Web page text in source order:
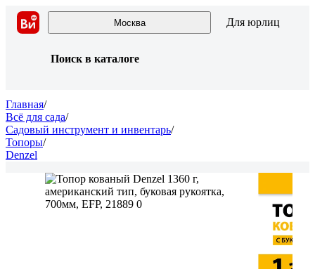
Москва Для юрлиц
Поиск в каталоге
Главная/
Всё для сада/
Садовый инструмент и инвентарь/
Топоры/
Denzel